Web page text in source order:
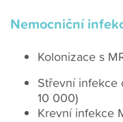
Nemocniční
Kolonizace s
Střevní infekce
10 000)
Krevní infekce